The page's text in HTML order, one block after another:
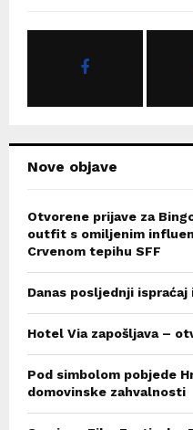
Nove objave
Otvorene prijave za
outfit s omiljenim
Crvenom tepihu SFF
Danas posljednji
Hotel Via zapošljava –
Pod simbolom pobjede
domovinske zahvalnosti